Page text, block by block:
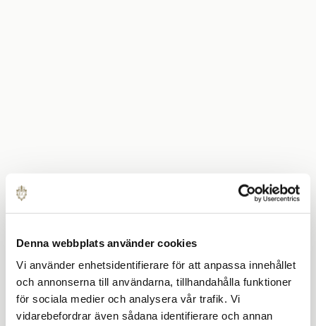
Denna webbplats använder cookies
Vi använder enhetsidentifierare för att anpassa innehållet
och annonserna till användarna, tillhandahålla funktioner
för sociala medier och analysera vår trafik. Vi
vidarebefordrar även sådana identifierare och annan